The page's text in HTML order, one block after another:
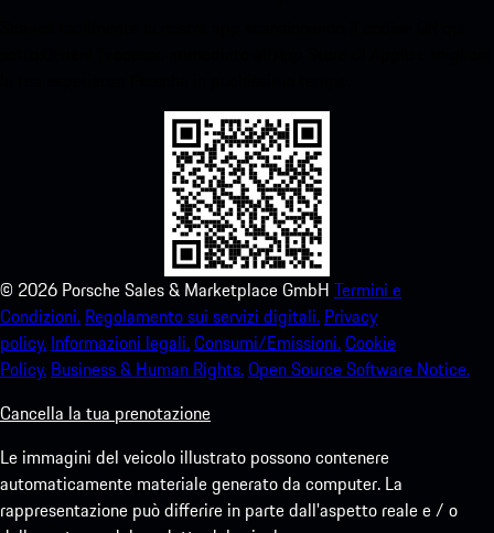
© 2026 Porsche Sales & Marketplace GmbH Termini e
Condizioni. Regolamento sui servizi digitali. Privacy
policy. Informazioni legali.Consumi/Emissioni.Cookie
Policy. Business & Human Rights.Open Source Software Notice.
Cancella la tua prenotazione
Le immagini del veicolo illustrato possono contenere
automaticamente materiale generato da computer. La
rappresentazione può differire in parte dall'aspetto reale e / o